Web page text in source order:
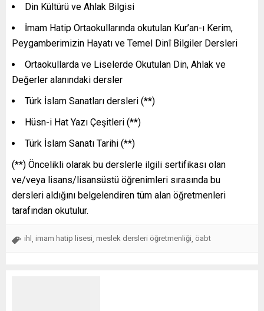
Din Kültürü ve Ahlak Bilgisi
İmam Hatip Ortaokullarında okutulan Kur’an-ı Kerim,
Peygamberimizin Hayatı ve Temel Dinî Bilgiler Dersleri
Ortaokullarda ve Liselerde Okutulan Din, Ahlak ve
Değerler alanındaki dersler
Türk İslam Sanatları dersleri (**)
Hüsn-i Hat Yazı Çeşitleri (**)
Türk İslam Sanatı Tarihi (**)
(**) Öncelikli olarak bu derslerle ilgili sertifikası olan
ve/veya lisans/lisansüstü öğrenimleri sırasında bu
dersleri aldığını belgelendiren tüm alan öğretmenleri
tarafından okutulur.
ihl imam hatip lisesi meslek dersleri öğretmenliği öabt